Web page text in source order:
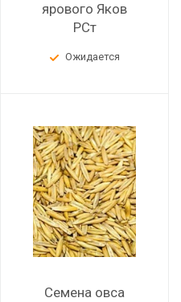
ярового Яков
РСт
Ожидается
Семена овса